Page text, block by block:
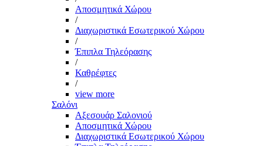
Αποσμητικά Χώρου
/
Διαχωριστικά Εσωτερικού Χώρου
/
Έπιπλα Τηλεόρασης
/
Καθρέφτες
/
view more
Σαλόνι
Αξεσουάρ Σαλονιού
Αποσμητικά Χώρου
Διαχωριστικά Εσωτερικού Χώρου